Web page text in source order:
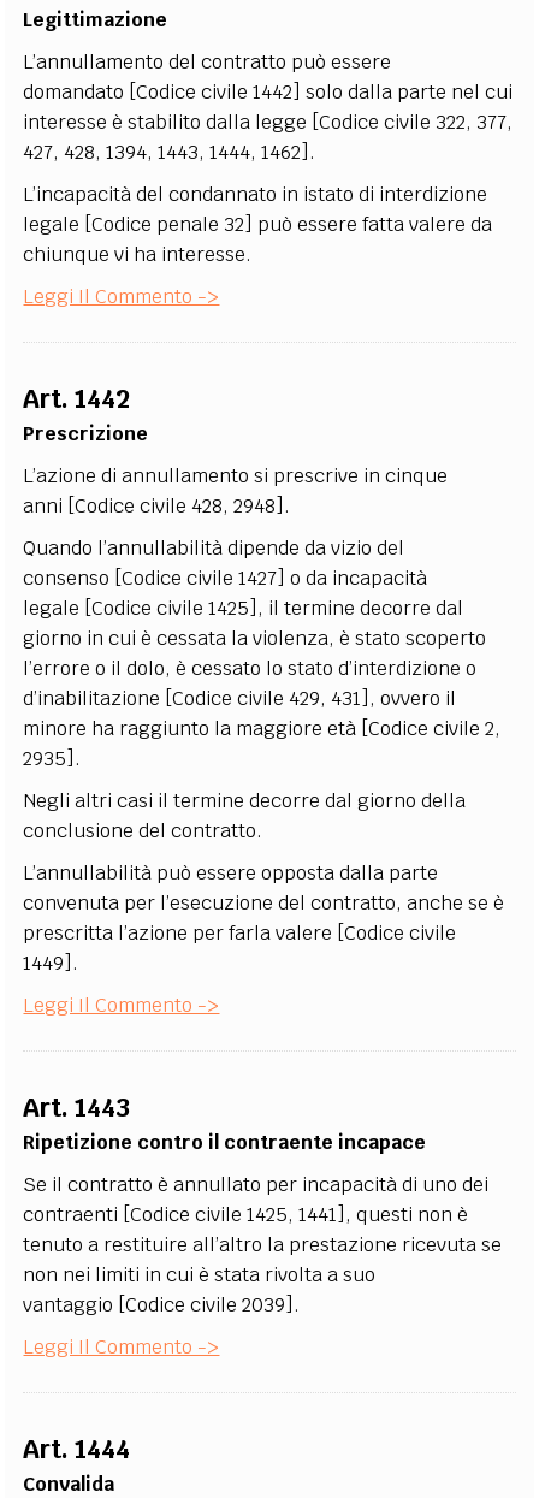
Legittimazione
L’annullamento del contratto può essere
domandato [Codice civile 1442] solo dalla parte nel cui
interesse è stabilito dalla legge [Codice civile 322, 377,
427, 428, 1394, 1443, 1444, 1462].
L’incapacità del condannato in istato di interdizione
legale [Codice penale 32] può essere fatta valere da
chiunque vi ha interesse.
Leggi Il Commento ->
Art. 1442
Prescrizione
L’azione di annullamento si prescrive in cinque
anni [Codice civile 428, 2948].
Quando l’annullabilità dipende da vizio del
consenso [Codice civile 1427] o da incapacità
legale [Codice civile 1425], il termine decorre dal
giorno in cui è cessata la violenza, è stato scoperto
l’errore o il dolo, è cessato lo stato d’interdizione o
d’inabilitazione [Codice civile 429, 431], ovvero il
minore ha raggiunto la maggiore età [Codice civile 2,
2935].
Negli altri casi il termine decorre dal giorno della
conclusione del contratto.
L’annullabilità può essere opposta dalla parte
convenuta per l’esecuzione del contratto, anche se è
prescritta l’azione per farla valere [Codice civile
1449].
Leggi Il Commento ->
Art. 1443
Ripetizione contro il contraente incapace
Se il contratto è annullato per incapacità di uno dei
contraenti [Codice civile 1425, 1441], questi non è
tenuto a restituire all’altro la prestazione ricevuta se
non nei limiti in cui è stata rivolta a suo
vantaggio [Codice civile 2039].
Leggi Il Commento ->
Art. 1444
Convalida